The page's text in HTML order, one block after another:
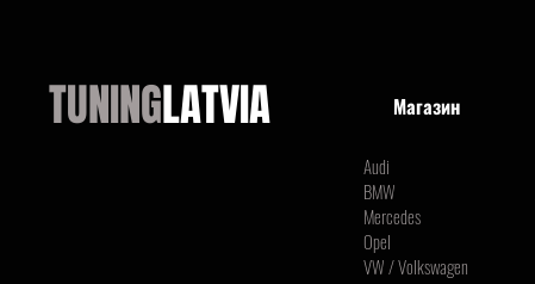
TUNINGLATVIA Магазин
Audi
BMW
Mercedes
Opel
VW / Volkswagen